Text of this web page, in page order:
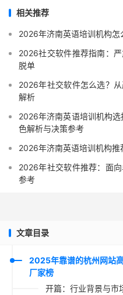
相关推荐
2026年济南英语培训机构
2026社交软件推荐指南：
脱单
2026年社交软件怎么选？
解析
2026年济南英语培训机构
色解析与决策参考
2026年济南英语培训机构推
2026年社交软件推荐：面
参考
文章目录
2025年靠谱的杭州网站
厂家榜
开篇：行业背景与市